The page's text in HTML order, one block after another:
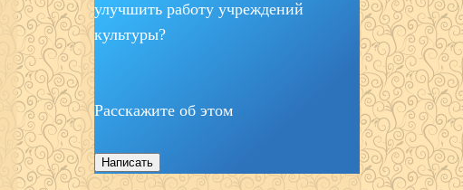
улучшить работу учреждений
культуры?
Расскажите об этом
Написать